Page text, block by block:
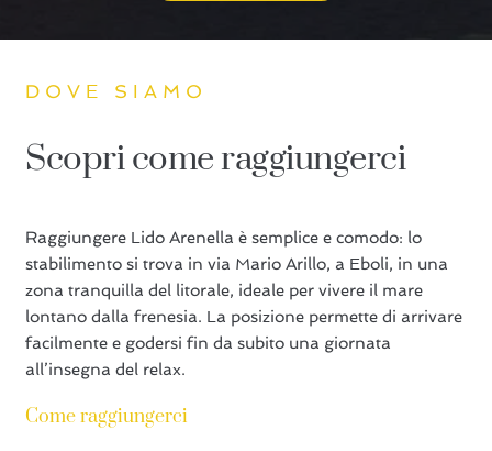
DOVE SIAMO
Scopri come raggiungerci
Raggiungere Lido Arenella è semplice e comodo: lo
stabilimento si trova in via Mario Arillo, a Eboli, in una
zona tranquilla del litorale, ideale per vivere il mare
lontano dalla frenesia. La posizione permette di arrivare
facilmente e godersi fin da subito una giornata
all’insegna del relax.
Come raggiungerci